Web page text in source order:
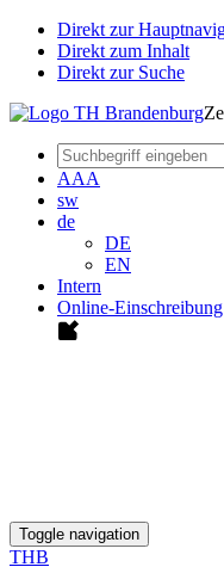
Direkt zur
Direkt zum Inhalt
Direkt zur Suche
AAA
sw
de
DE
EN
Intern
Online-Einschreibung
Toggle navigation
THB